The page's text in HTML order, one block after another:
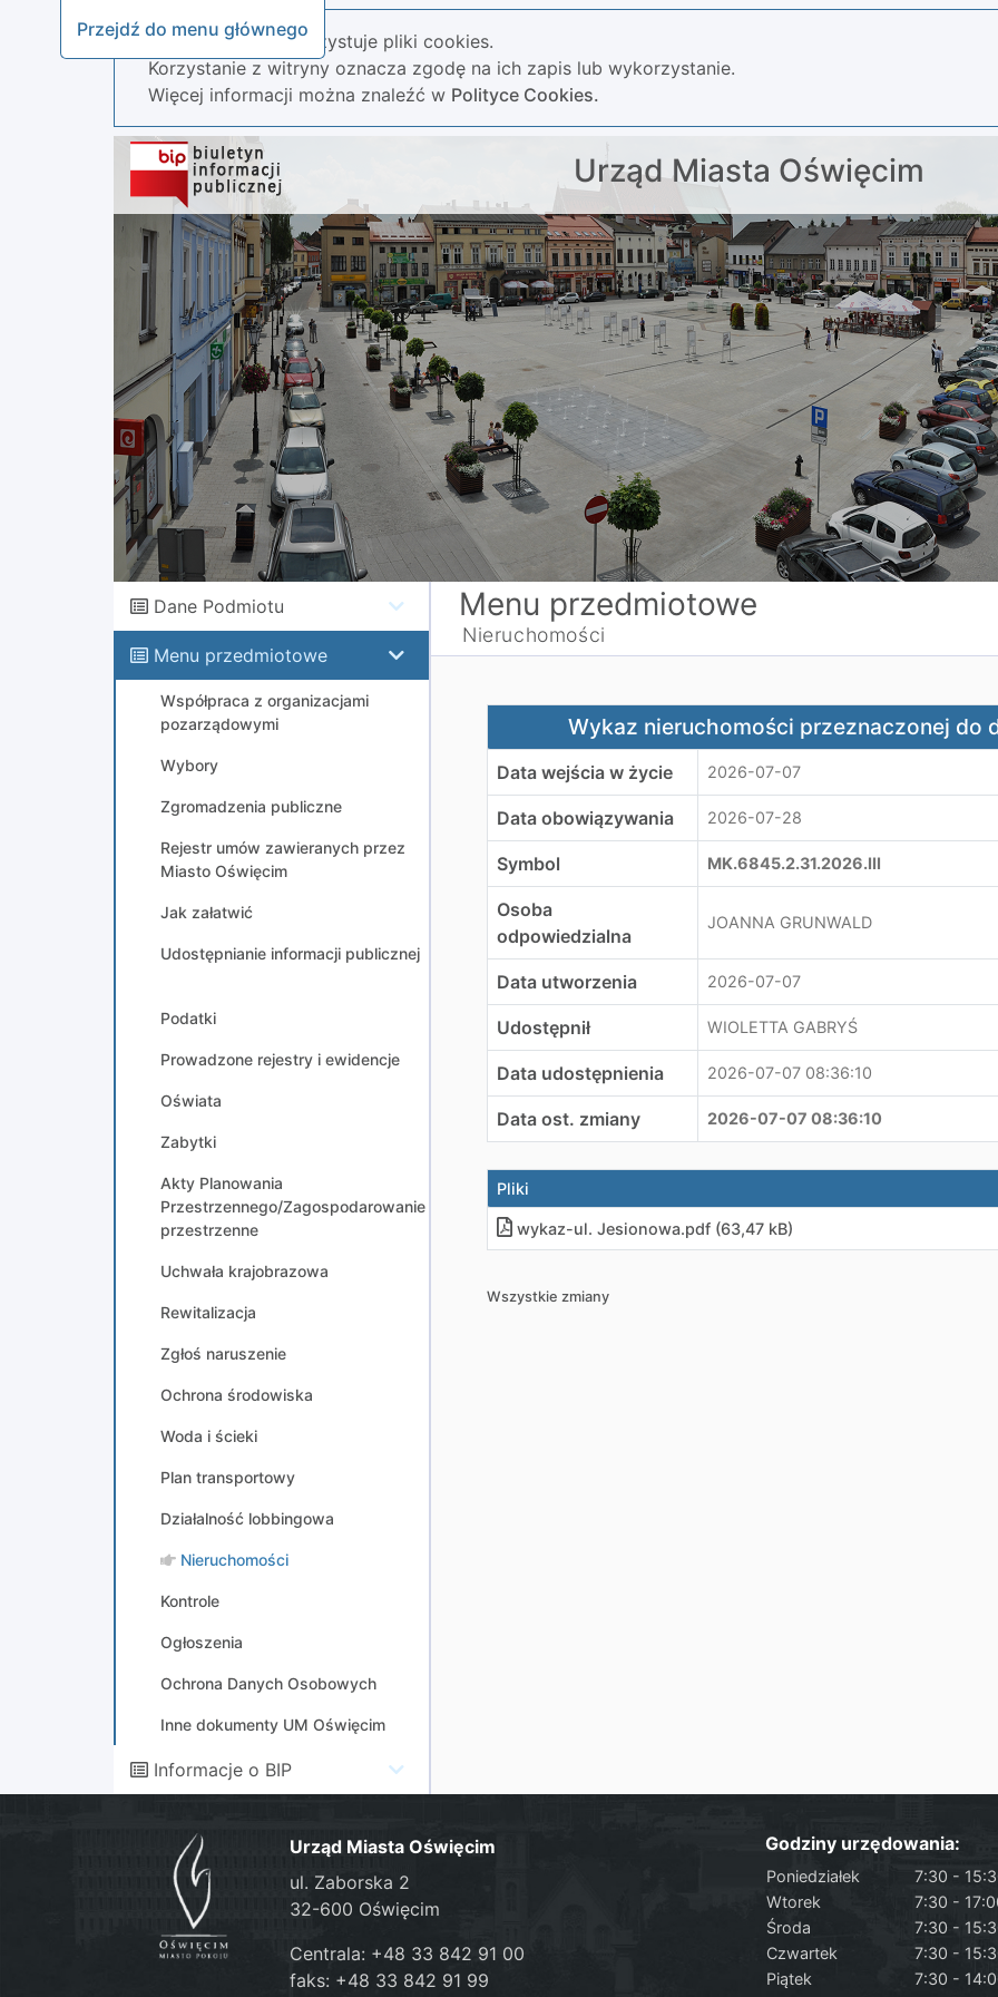
Przejdź do menu głównego
Nasza strona wykorzystuje pliki cookies.
Korzystanie z witryny oznacza zgodę na ich zapis lub wykorzystanie.
Więcej informacji można znaleźć w Polityce Cookies.
Urząd Miasta Oświęcim
Dane Podmiotu
Menu przedmiotowe
Współpraca z organizacjami
pozarządowymi
Wybory
Zgromadzenia publiczne
Rejestr umów zawieranych przez
Miasto Oświęcim
Jak załatwić
Udostępnianie informacji publicznej
Podatki
Prowadzone rejestry i ewidencje
Oświata
Zabytki
Akty Planowania
Przestrzennego/Zagospodarowanie
przestrzenne
Uchwała krajobrazowa
Rewitalizacja
Zgłoś naruszenie
Ochrona środowiska
Woda i ścieki
Plan transportowy
Działalność lobbingowa
Nieruchomości
Kontrole
Ogłoszenia
Ochrona Danych Osobowych
Inne dokumenty UM Oświęcim
Informacje o BIP
Menu przedmiotowe
Nieruchomości
Wykaz nieruchomości przeznaczonej do dzierżawy -
Wykaz nieruchomości przeznaczonej do
Data wejścia w życie 2026-07-07
Data obowiązywania 2026-07-28
Symbol MK.6845.2.31.2026.III
Osoba
odpowiedzialna
JOANNA GRUNWALD
Data utworzenia 2026-07-07
Udostępnił WIOLETTA GABRYŚ
Data udostępnienia 2026-07-07 08:36:10
Data ost. zmiany 2026-07-07 08:36:10
Pliki
wykaz-ul. Jesionowa.pdf (63,47 kB)
Wszystkie zmiany
Urząd Miasta Oświęcim
ul. Zaborska 2
32-600 Oświęcim
Centrala: +48 33 842 91 00
faks: +48 33 842 91 99
Godziny urzędowania:
Poniedziałek
7:30 -
Wtorek
7:30 -
Środa
7:30 -
Czwartek
7:30 -
Piątek
7:30 -